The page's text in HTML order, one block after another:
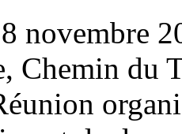
novembre
Chemin du